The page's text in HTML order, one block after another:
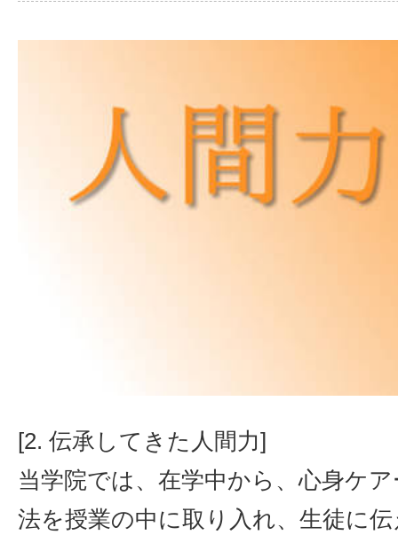
[2. 伝承してきた人間力]
当学院では、在学中から、心身ケ
法を授業の中に取り入れ、生徒に